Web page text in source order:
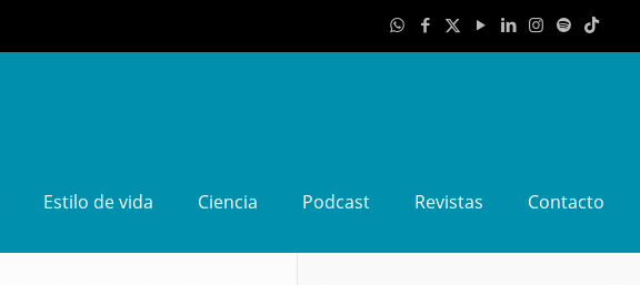
Estilo de vida Ciencia Podcast Revistas Contacto